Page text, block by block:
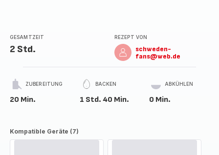
GESAMTZEIT
2 Std.
REZEPT VON
schweden-
fans@web.de
ZUBEREITUNG
20 Min.
BACKEN
1 Std. 40 Min.
ABKÜHLEN
0 Min.
Kompatible Geräte (7)